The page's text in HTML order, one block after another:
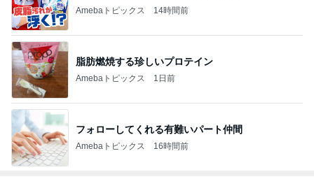
Amebaトピックス 14時間前
脂肪燃焼する珍しいプロテイン
Amebaトピックス 1日前
フォローしてくれる有難いパート仲間
Amebaトピックス 16時間前